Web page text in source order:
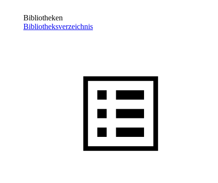
Bibliotheken
Bibliotheksverzeichnis